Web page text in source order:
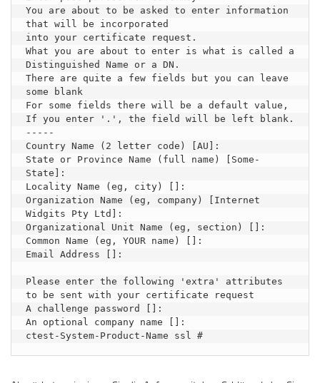
You are about to be asked to enter information
that will be incorporated
into your certificate request.
What you are about to enter is what is called a
Distinguished Name or a DN.
There are quite a few fields but you can leave
some blank
For some fields there will be a default value,
If you enter '.', the field will be left blank.
-----
Country Name (2 letter code) [AU]:
State or Province Name (full name) [Some-
State]:
Locality Name (eg, city) []:
Organization Name (eg, company) [Internet
Widgits Pty Ltd]:
Organizational Unit Name (eg, section) []:
Common Name (eg, YOUR name) []:
Email Address []:
Please enter the following 'extra' attributes
to be sent with your certificate request
A challenge password []:
An optional company name []:
ctest-System-Product-Name ssl #